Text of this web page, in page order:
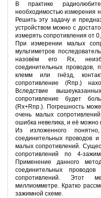
В практике
необходимостью измерения
Решить эту задачу и
устройством можно с
измерять сопротивления от
При измерении малых
мультиметров
назовём его Rx,
соединительных проводов,
клемм или гнёзд,
сопротивление (Rпр.)
Вследствие
сопротивление будет
(Rx+Rпр.). Погрешность
очень малых
ошибка невелика, и её можно
Из изложенного
соединительных проводов
малых сопротивлений.
сопротивлений по 4-
Применение данного
соединительных
сопротивлений. Этот
миллиомметре. Кратко
зажимной схеме.